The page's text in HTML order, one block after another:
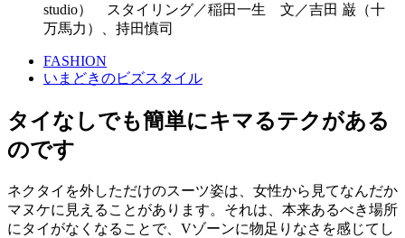
studio） スタイリング／稲田一生 文／吉田 巌（十
万馬力）、持田慎司
FASHION
いまどきのビズスタイル
タイなしでも簡単にキマるテクがある
のです
ネクタイを外しただけのスーツ姿は、女性から見てなんだか
マヌケに見えることがあります。それは、本来あるべき場所
にタイがなくなることで、Vゾーンに物足りなさを感じてし